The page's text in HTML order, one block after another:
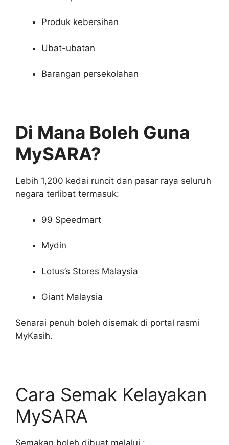
Produk kebersihan
Ubat-ubatan
Barangan persekolahan
Di Mana Boleh Guna
MySARA?
Lebih 1,200 kedai runcit dan pasar raya seluruh
negara terlibat termasuk:
99 Speedmart
Mydin
Lotus’s Stores Malaysia
Giant Malaysia
Senarai penuh boleh disemak di portal rasmi
MyKasih.
Cara Semak Kelayakan
MySARA
Semakan boleh dibuat melalui :